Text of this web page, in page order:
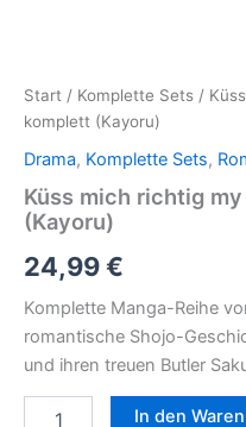
Start / Komplette Sets /
komplett (Kayoru)
Drama, Komplette Sets,
Küss mich richtig
(Kayoru)
24,99€
Komplette Manga-Reihe
romantische Shojo-
und ihren treuen Butler
In den